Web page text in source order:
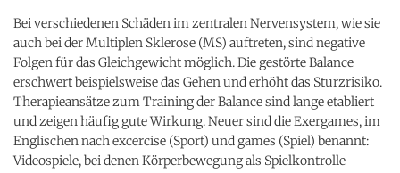
Bei verschiedenen Schäden im zentralen Nervensystem, wie sie
auch bei der Multiplen Sklerose (MS) auftreten, sind negative
Folgen für das Gleichgewicht möglich. Die gestörte Balance
erschwert beispielsweise das Gehen und erhöht das Sturzrisiko.
Therapieansätze zum Training der Balance sind lange etabliert
und zeigen häufig gute Wirkung. Neuer sind die Exergames, im
Englischen nach excercise (Sport) und games (Spiel) benannt:
Videospiele, bei denen Körperbewegung als Spielkontrolle